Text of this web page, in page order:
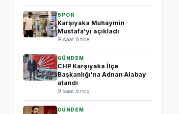
SPOR
Karşıyaka Muhaymin
Mustafa'yı açıkladı
9 saat önce
GÜNDEM
CHP Karşıyaka İlçe
Başkanlığı'na Adnan Alabay
atandı
9 saat önce
GÜNDEM